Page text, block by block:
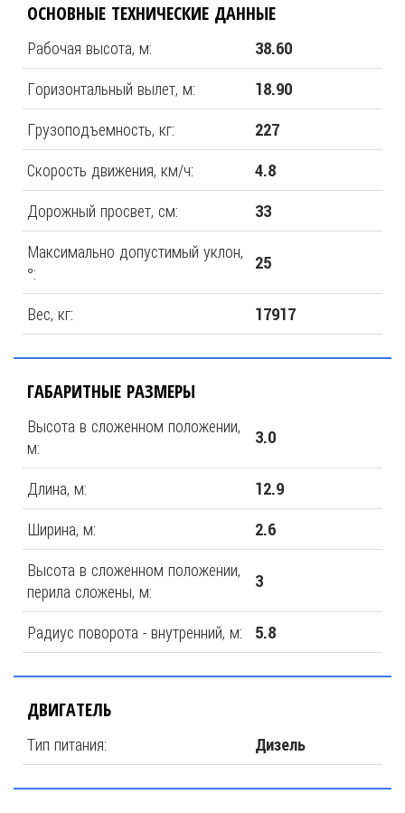
ОСНОВНЫЕ ТЕХНИЧЕСКИЕ ДАННЫЕ
Рабочая высота, м: 38.60
Горизонтальный вылет, м: 18.90
Грузоподъемность, кг: 227
Скорость движения, км/ч: 4.8
Дорожный просвет, см: 33
Максимально допустимый уклон,
°:
25
Вес, кг: 17917
ГАБАРИТНЫЕ РАЗМЕРЫ
Высота в сложенном положении,
м:
3.0
Длина, м: 12.9
Ширина, м: 2.6
Высота в сложенном положении,
перила сложены, м:
3
Радиус поворота - внутренний, м: 5.8
ДВИГАТЕЛЬ
Тип питания: Дизель